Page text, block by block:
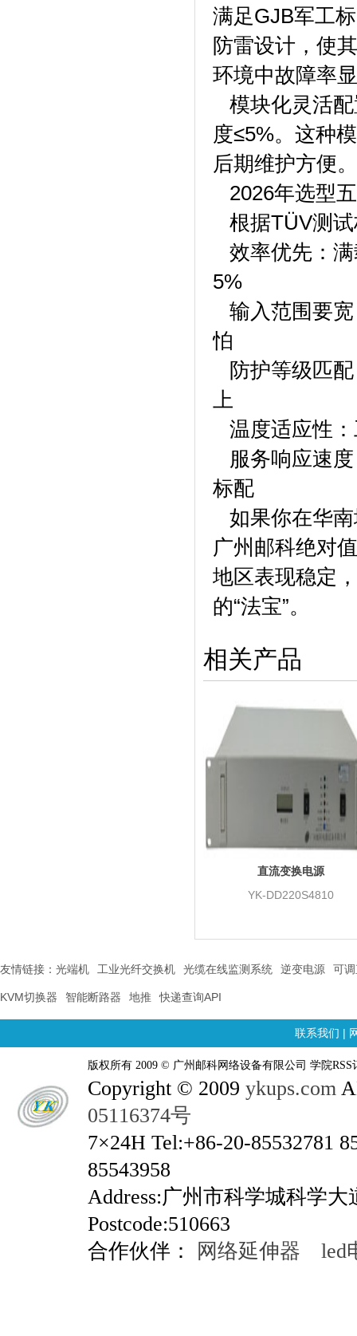
满足GJB军工
防雷设计，使
环境中故障率
模块化灵活
度≤5%。这种
后期维护方便。
2026年选型
根据TÜV测
效率优先：满
5%
输入范围要宽
怕
防护等级匹配
上
温度适应性
服务响应速
标配
如果你在华
广州邮科绝对
地区表现稳定
的“法宝”。
相关产品
直流变换电源
YK-DD220S4810
友情链接： 光端机 工业光纤交换机 光缆在线监测系统 逆变电源 可
KVM切换器 智能断路器 地推 快递查询API
联系我们 |
版权所有 2009 © 广州邮科网络设备有限公司 学院RSS
Copyright © 2009 ykups.com
05116374号
7×24H Tel:+86-20-85532781
85543958
Address:广州市科学城科学
Postcode:510663
合作伙伴：
网络延伸器 led